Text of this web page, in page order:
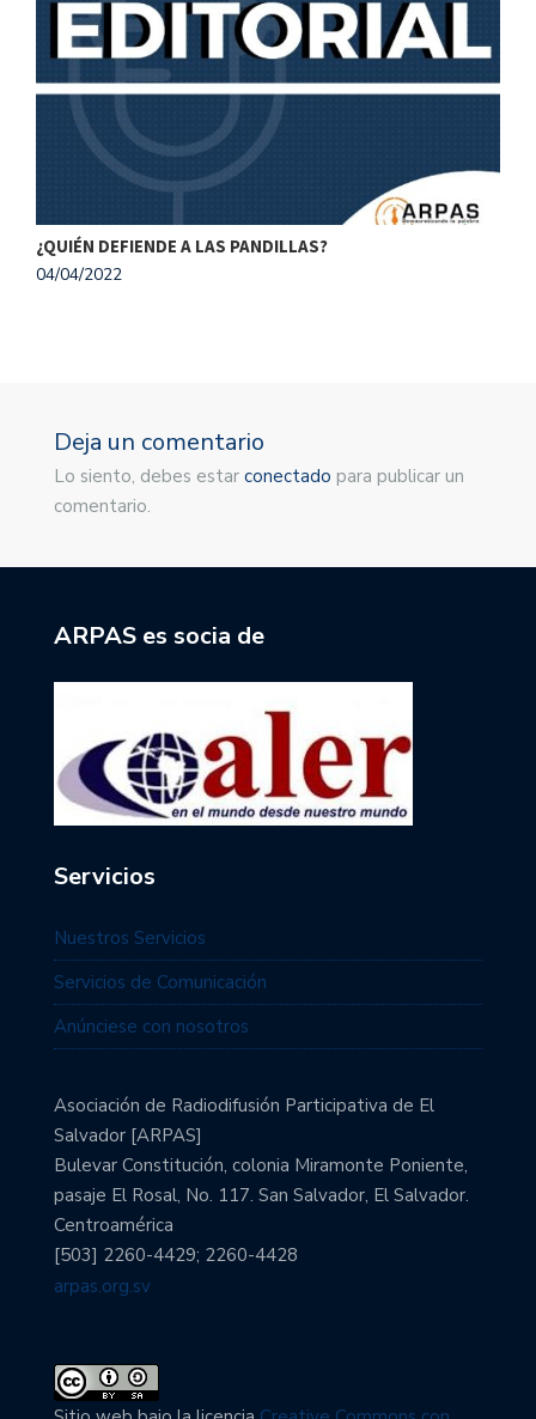
¿QUIÉN DEFIENDE A LAS PANDILLAS?
04/04/2022
Deja un comentario
Lo siento, debes estar conectado para publicar un
comentario.
ARPAS es socia de
Servicios
Nuestros Servicios
Servicios de Comunicación
Anúnciese con nosotros
Asociación de Radiodifusión Participativa de El
Salvador [ARPAS]
Bulevar Constitución, colonia Miramonte Poniente,
pasaje El Rosal, No. 117. San Salvador, El Salvador.
Centroamérica
[503] 2260-4429; 2260-4428
arpas.org.sv